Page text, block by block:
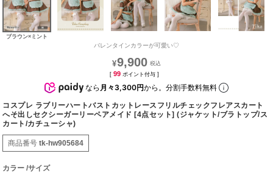
ブラウン×ミント
バレンタインカラーが可愛い♡
¥9,900
[ 99 ポイント付与 ]
なら 月々3,300円から。分割手数料無料
コスプレ ラブリーハートバストカットレースフリルチェックフレアスカート
へそ出しセクシーガーリーペアメイド [4点セット] (ジャケット/ブラトップ/ス
カート/カチューシャ)
商品番号 tk-hw905684
カラー サイズ